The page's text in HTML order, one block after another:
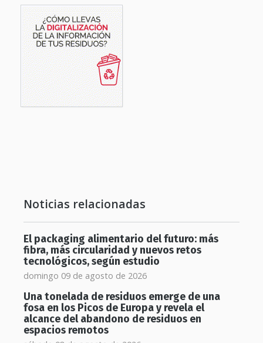
Noticias relacionadas
El packaging alimentario del futuro: más
fibra, más circularidad y nuevos retos
tecnológicos, según estudio
domingo 09 de agosto de 2026
Una tonelada de residuos emerge de una
fosa en los Picos de Europa y revela el
alcance del abandono de residuos en
espacios remotos